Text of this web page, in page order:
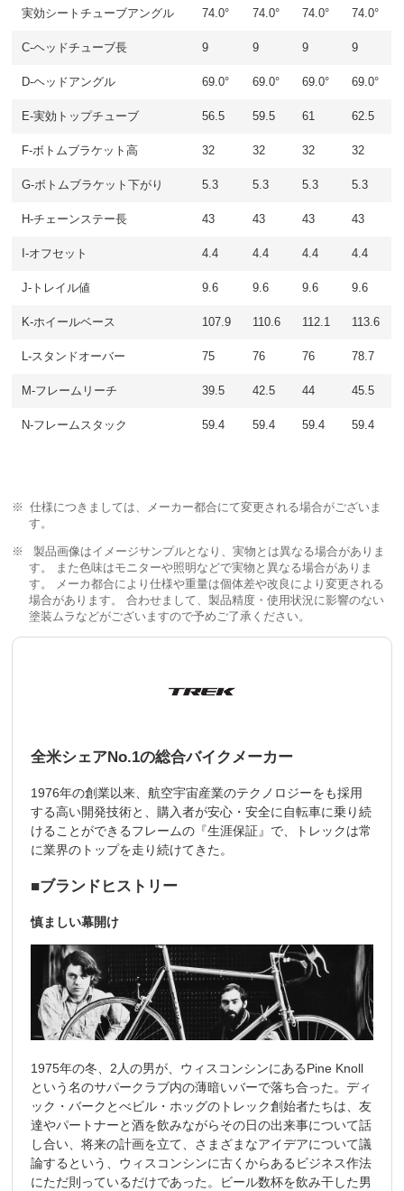
実効シートチューブアングル 74.0° 74.0° 74.0° 74.0°
C-ヘッドチューブ長 9 9 9 9
D-ヘッドアングル 69.0° 69.0° 69.0° 69.0°
E-実効トップチューブ 56.5 59.5 61 62.5
F-ボトムブラケット高 32 32 32 32
G-ボトムブラケット下がり 5.3 5.3 5.3 5.3
H-チェーンステー長 43 43 43 43
I-オフセット 4.4 4.4 4.4 4.4
J-トレイル値 9.6 9.6 9.6 9.6
K-ホイールベース 107.9 110.6 112.1 113.6
L-スタンドオーバー 75 76 76 78.7
M-フレームリーチ 39.5 42.5 44 45.5
N-フレームスタック 59.4 59.4 59.4 59.4
仕様につきましては、メーカー都合にて変更される場合がございま
す。
製品画像はイメージサンプルとなり、実物とは異なる場合がありま
す。 また色味はモニターや照明などで実物と異なる場合がありま
す。 メーカ都合により仕様や重量は個体差や改良により変更される
場合があります。 合わせまして、製品精度・使用状況に影響のない
塗装ムラなどがございますので予めご了承ください。
全米シェアNo.1の総合バイクメーカー
1976年の創業以来、航空宇宙産業のテクノロジーをも採用
する高い開発技術と、購入者が安心・安全に自転車に乗り続
けることができるフレームの『生涯保証』で、トレックは常
に業界のトップを走り続けてきた。
■ブランドヒストリー
慎ましい幕開け
1975年の冬、2人の男が、ウィスコンシンにあるPine Knoll
という名のサパークラブ内の薄暗いバーで落ち合った。ディ
ック・バークとべビル・ホッグのトレック創始者たちは、友
達やパートナーと酒を飲みながらその日の出来事について話
し合い、将来の計画を立て、さまざまなアイデアについて議
論するという、ウィスコンシンに古くからあるビジネス作法
にただ則っているだけであった。ビール数杯を飲み干した男